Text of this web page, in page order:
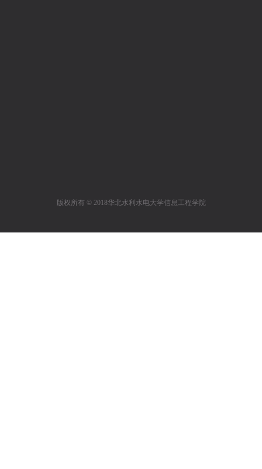
版权所有 © 2018华北水利水电大学信息工程学院